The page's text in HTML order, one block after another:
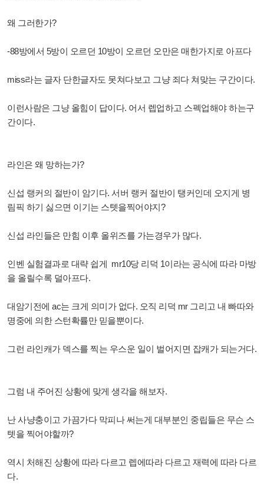
왜 그러한가?
-88방에서 5방이 오르던 10방이 오르던 오만은 매한가지로 아프다
miss라는 글자 단한글자도 못쳐다보고 그냥 죄다 쳐맞는 구간이다.
이런사람은 그냥 올힘이 답이다. 어서 렙업하고 스펙업해야 하는구
간이다.
라인은 왜 망하는가?
신섭 랭커의 절반이 암기다. 서버 랭커 절반이 탱커인데 오지게 병
림픽 하기 싫으면 이기는 스텟을찍어야지?
신섭 라인들은 만힘 이후 올위즈를 가는경우가 많다.
인벤 실험결과로 대략 쉽게 mr10당 리덕 1이라는 공식에 따라 마방
을 올릴수록 덜아프다.
대암기전에 ac는 크게 의미가 없다. 오직 리덕 mr 그리고 내 빠따와
명중에 의한 스턴확률만 믿을뿐이다.
그런 라인캐가 덱스를 찍는 우스운 일이 벌어지면 잡캐가 되는거다.
그럼 내 주어진 상황에 맞게 생각을 해보자.
난 사냥충이고 가끔가다 막피나 써는게 대부분인 중립들은 무슨 스
텟을 찍어야할까?
역시 처해진 상황에 따라 다르고 렙에따라 다르고 재력에 따라 다르
다.